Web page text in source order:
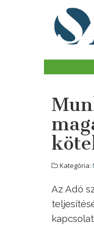
Kategória:
Az Adó